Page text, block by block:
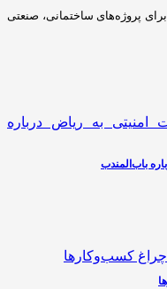
پروژه‌های ساختمانی، صنعتی
باب‌المندب